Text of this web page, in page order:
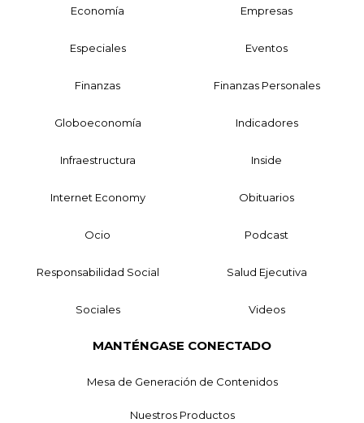
Economía Empresas
Especiales Eventos
Finanzas Finanzas Personales
Globoeconomía Indicadores
Infraestructura Inside
Internet Economy Obituarios
Ocio Podcast
Responsabilidad Social Salud Ejecutiva
Sociales Videos
MANTÉNGASE CONECTADO
Mesa de Generación de Contenidos
Nuestros Productos